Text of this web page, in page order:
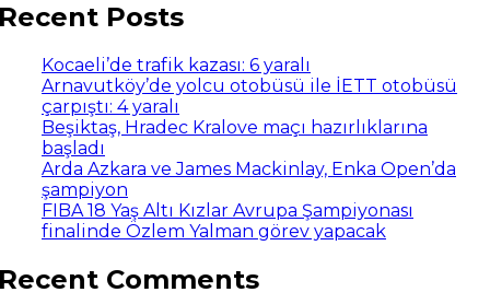
Posts
Kocaeli’de trafik kazası: 6 yaralı
Arnavutköy’de yolcu otobüsü ile İETT otobüsü
çarpıştı: 4 yaralı
Beşiktaş, Hradec Kralove maçı hazırlıklarına
başladı
Arda Azkara ve James Mackinlay, Enka Open’da
şampiyon
FIBA 18 Yaş Altı Kızlar Avrupa Şampiyonası
finalinde Özlem Yalman görev yapacak
Comments